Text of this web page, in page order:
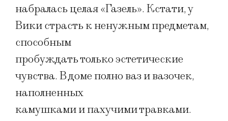
набралась целая «Газель». Кстати, у
Вики страсть к ненужным предметам,
способным
пробуждать только эстетические
чувства. В доме полно ваз и вазочек,
наполненных
камушками и пахучими травками.